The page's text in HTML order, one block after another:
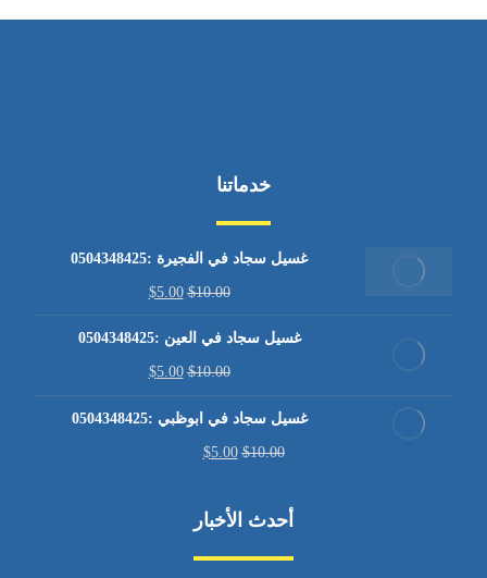
خدماتنا
غسيل سجاد في الفجيرة :0504348425
$10.00
$5.00
غسيل سجاد في العين :0504348425
$10.00
$5.00
غسيل سجاد في ابوظبي :0504348425
$10.00
$5.00
أحدث الأخبار